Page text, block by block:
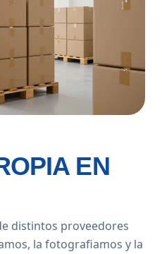
EN
distintos proveedores
la fotografiamos y la